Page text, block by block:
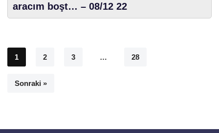
aracım boşt… – 08/12 22
1 2 3 … 28
Sonraki »